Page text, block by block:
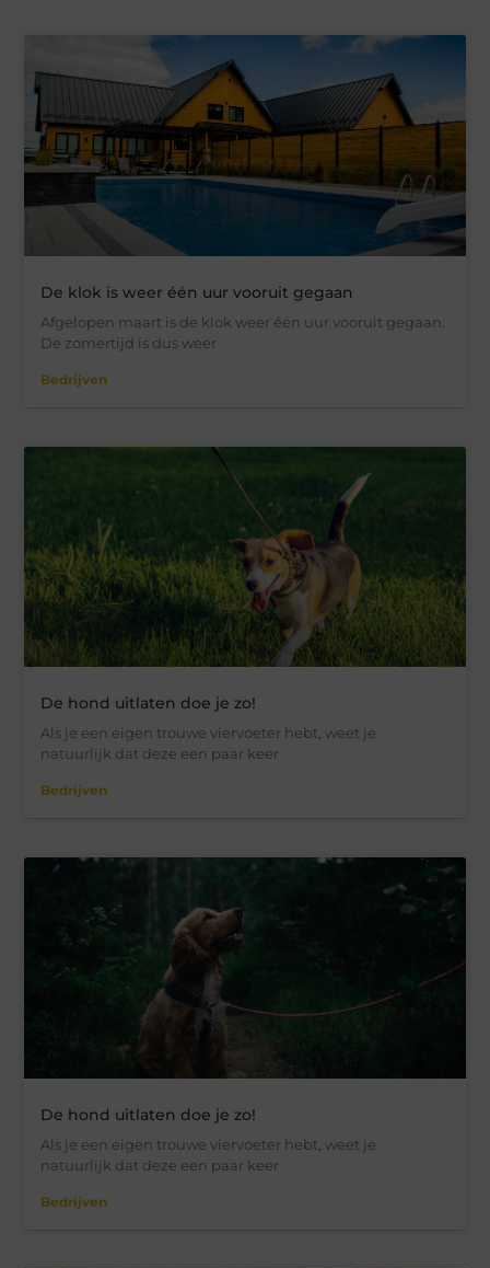
De klok is weer één uur vooruit gegaan
Afgelopen maart is de klok weer één uur vooruit gegaan.
De zomertijd is dus weer
Bedrijven
De hond uitlaten doe je zo!
Als je een eigen trouwe viervoeter hebt, weet je
natuurlijk dat deze een paar keer
Bedrijven
De hond uitlaten doe je zo!
Als je een eigen trouwe viervoeter hebt, weet je
natuurlijk dat deze een paar keer
Bedrijven